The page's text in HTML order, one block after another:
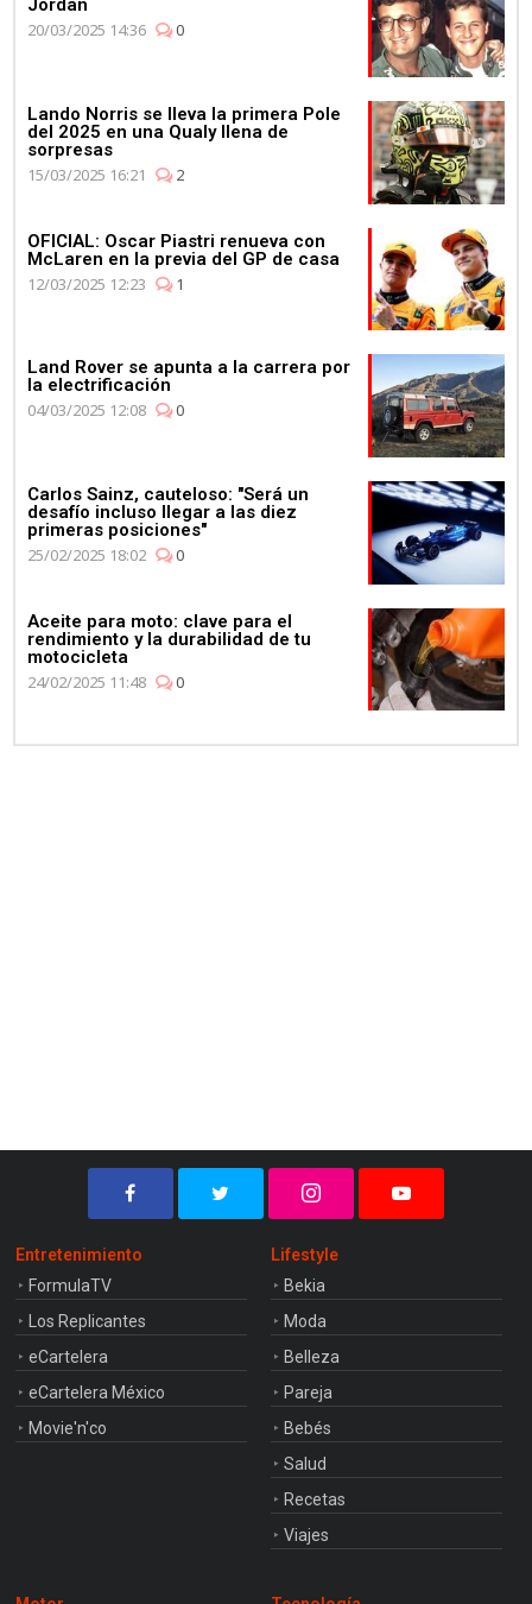
Jordan
20/03/2025 14:36
0
Lando Norris se lleva la primera Pole
del 2025 en una Qualy llena de
sorpresas
15/03/2025 16:21
2
OFICIAL: Oscar Piastri renueva con
McLaren en la previa del GP de casa
12/03/2025 12:23
1
Land Rover se apunta a la carrera por
la electrificación
04/03/2025 12:08
0
Carlos Sainz, cauteloso: "Será un
desafío incluso llegar a las diez
primeras posiciones"
25/02/2025 18:02
0
Aceite para moto: clave para el
rendimiento y la durabilidad de tu
motocicleta
24/02/2025 11:48
0
Entretenimiento
FormulaTV
Los Replicantes
eCartelera
eCartelera México
Movie'n'co
Lifestyle
Bekia
Moda
Belleza
Pareja
Bebés
Salud
Recetas
Viajes